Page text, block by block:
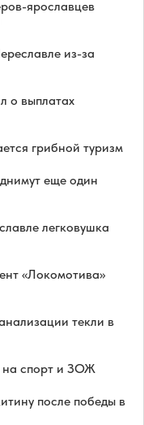
ярославцев
из-за
о выплатах
грибной туризм
еще один
легковушка
«Локомотива»
текли в
на спорт и ЗОЖ
после победы в